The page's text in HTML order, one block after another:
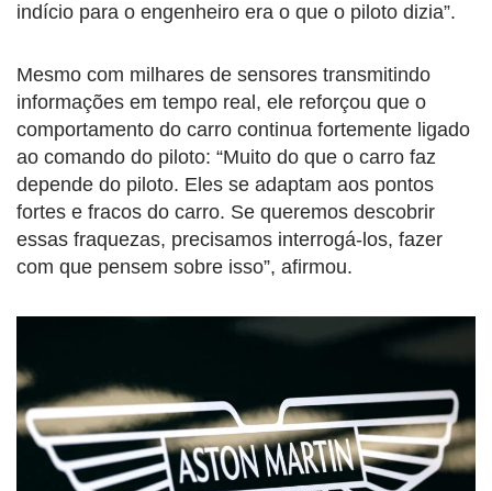
indício para o engenheiro era o que o piloto dizia”.
Mesmo com milhares de sensores transmitindo
informações em tempo real, ele reforçou que o
comportamento do carro continua fortemente ligado
ao comando do piloto: “Muito do que o carro faz
depende do piloto. Eles se adaptam aos pontos
fortes e fracos do carro. Se queremos descobrir
essas fraquezas, precisamos interrogá-los, fazer
com que pensem sobre isso”, afirmou.